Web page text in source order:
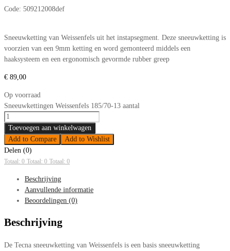
Code: 509212008def
Sneeuwketting van Weissenfels uit het instapsegment. Deze sneeuwketting is
voorzien van een 9mm ketting en word gemonteerd middels een
haaksysteem en een ergonomisch gevormde rubber greep
€ 89,00
Op voorraad
Sneeuwkettingen Weissenfels 185/70-13 aantal
Toevoegen aan winkelwagen
Add to Compare
Add to Wishlist
Delen (0)
Totaal: 0 Totaal: 0 Totaal: 0
Beschrijving
Aanvullende informatie
Beoordelingen (0)
Beschrijving
De Tecna sneeuwketting van Weissenfels is een basis sneeuwketting